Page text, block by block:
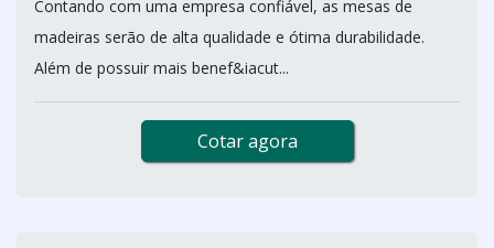
Contando com uma empresa confiável, as mesas de
madeiras serão de alta qualidade e ótima durabilidade.
Além de possuir mais benef&iacut...
Cotar agora